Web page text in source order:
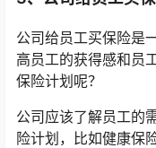
公司给员工买保险是
高员工的获得感和员
保险计划呢？
公司应该了解员工的
险计划，比如健康保